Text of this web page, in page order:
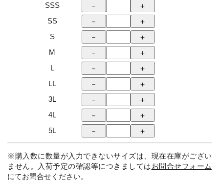
SSS
SS
S
M
L
LL
3L
4L
5L
※購入数に数量が入力できないサイズは、現在在庫がござい
ません。入荷予定の確認等につきましてはお問合せフォーム
にてお問合せください。